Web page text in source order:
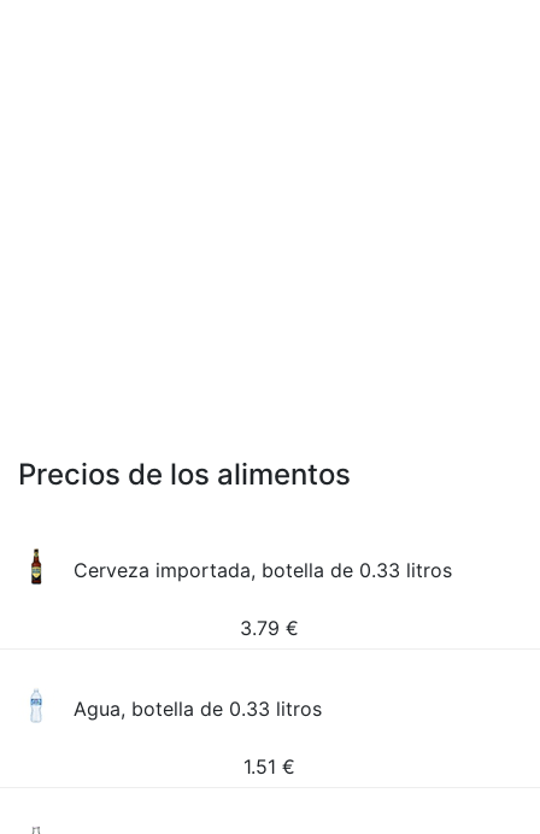
Precios de los alimentos
Cerveza importada, botella de 0.33 litros
3.79 €
Agua, botella de 0.33 litros
1.51 €